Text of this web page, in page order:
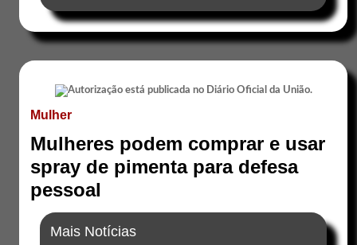
Mulher
Mulheres podem comprar e usar
spray de pimenta para defesa
pessoal
Mais Notícias